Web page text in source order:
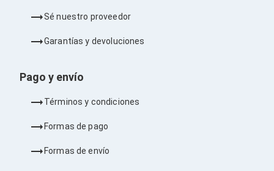
Unidades de Disco
Desktop y Portátiles
Docking Stations
Candados para Laptops
Bases para Laptops
Tablets
Sé nuestro proveedor
Garantías y devoluciones
Pago y envío
Términos y condiciones
Formas de pago
Formas de envío